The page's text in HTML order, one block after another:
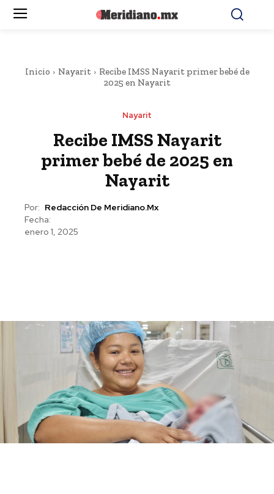
Inicio Nayarit
Recibe IMSS Nayarit primer bebé de
2025 en Nayarit
Nayarit
Recibe IMSS Nayarit
primer bebé de 2025 en
Nayarit
Por: Redacción De Meridiano.mx
Fecha:
enero 1, 2025